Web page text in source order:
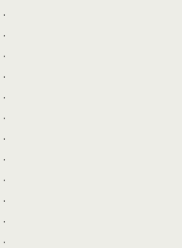
.
.
.
.
.
.
.
.
.
.
.
.